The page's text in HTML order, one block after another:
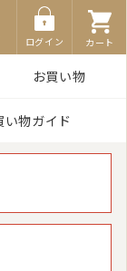
ログイン カート
お買い物
い物ガイド